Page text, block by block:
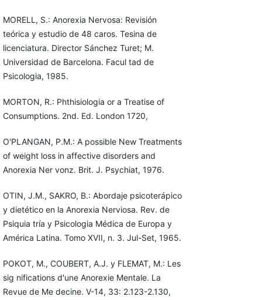
MORELL, S.: Anorexia Nervosa: Revisión
teórica y estudio de 48 caros. Tesina de
licenciatura. Director Sánchez Turet; M.
Universidad de Barcelona. Facul tad de
Psicologia, 1985.
MORTON, R.: Phthisiologia or a Treatise of
Consumptions. 2nd. Ed. London 1720,
O'PLANGAN, P.M.: A possible New Treatments
of weight loss in affective disorders and
Anorexia Ner vonz. Brit. J. Psychiat, 1976.
OTIN, J.M., SAKRO, B.: Abordaje psicoterápico
y dietético en la Anorexia Nerviosa. Rev. de
Psiquia tría y Psicologia Médica de Europa y
América Latina. Tomo XVII, n. 3. Jul-Set, 1965.
POKOT, M., COUBERT, A.J. y FLEMAT, M.: Les
sig nifications d'une Anorexie Mentale. La
Revue de Me decine. V-14, 33: 2.123-2.130,